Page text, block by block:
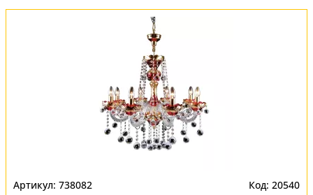
738082 20540